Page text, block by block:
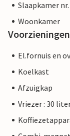
Slaapkamer
Woonkamer
Voorzieningen
El.fornuis en
Koelkast
Afzuigkap
Vriezer : 30